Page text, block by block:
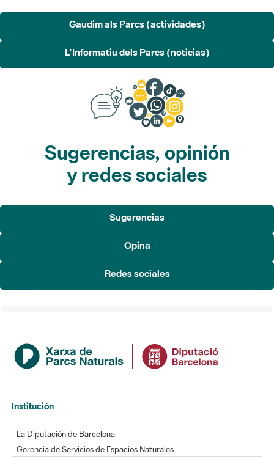
Gaudim als Parcs (actividades)
L'Informatiu dels Parcs (noticias)
Sugerencias, opinión
y redes sociales
Sugerencias
Opina
Redes sociales
Institución
La Diputación de Barcelona
Gerencia de Servicios de Espacios Naturales